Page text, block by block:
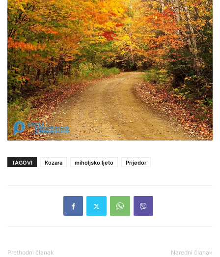
TAGOVI Kozara miholjsko ljeto Prijedor
Prethodni članak Naredni članak